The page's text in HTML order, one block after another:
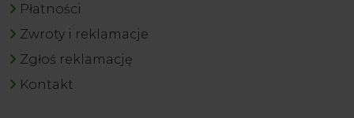
Płatności
Zwroty i reklamacje
Zgłoś reklamację
Kontakt